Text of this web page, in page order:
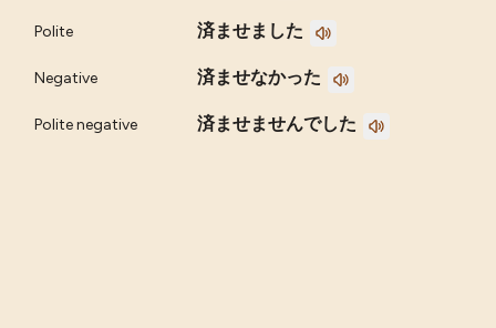
Polite 済ませました
Negative 済ませなかった
Polite negative 済ませませんでした